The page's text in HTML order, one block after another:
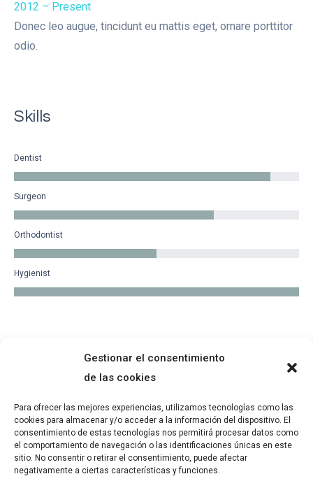
Gestionar el consentimiento
de las cookies
Para ofrecer las mejores experiencias, utilizamos tecnologías como las
cookies para almacenar y/o acceder a la información del dispositivo. El
consentimiento de estas tecnologías nos permitirá procesar datos como
el comportamiento de navegación o las identificaciones únicas en este
sitio. No consentir o retirar el consentimiento, puede afectar
negativamente a ciertas características y funciones.
2012 – Present
Donec leo augue, tincidunt eu mattis eget, ornare porttitor
odio.
Skills
Dentist
Surgeon
Orthodontist
Hygienist
Financiado por la Unión Europea - Plan de Recuperación,
Transformación y Resiliencia